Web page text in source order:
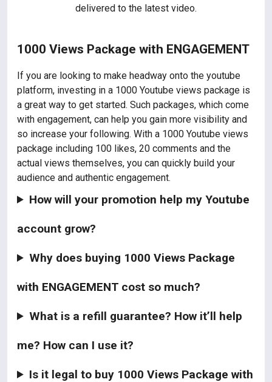
delivered to the latest video.
1000 Views Package with ENGAGEMENT
If you are looking to make headway onto the youtube
platform, investing in a 1000 Youtube views package is
a great way to get started. Such packages, which come
with engagement, can help you gain more visibility and
so increase your following. With a 1000 Youtube views
package including 100 likes, 20 comments and the
actual views themselves, you can quickly build your
audience and authentic engagement.
How will your promotion help my Youtube
account grow?
Why does buying 1000 Views Package
with ENGAGEMENT cost so much?
What is a refill guarantee? How it’ll help
me? How can I use it?
Is it legal to buy 1000 Views Package with